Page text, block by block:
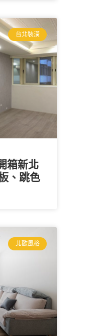
台北裝潢
箱新北
、跳色
北歐風格